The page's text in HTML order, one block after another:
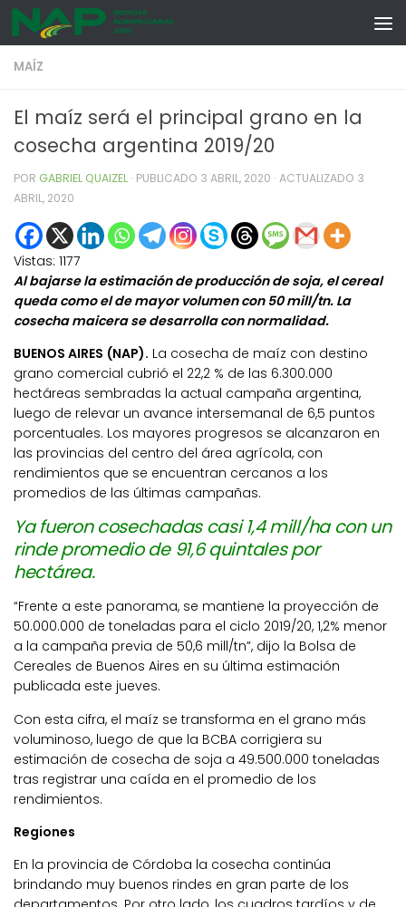
Skip to content
MAÍZ
El maíz será el principal grano en la
cosecha argentina 2019/20
POR GABRIEL QUAIZEL · PUBLICADO 3 ABRIL, 2020 · ACTUALIZADO 3
ABRIL, 2020
Vistas: 1177
Al bajarse la estimación de producción de soja, el cereal
queda como el de mayor volumen con 50 mill/tn. La
cosecha maicera se desarrolla con normalidad.
BUENOS AIRES (NAP). La cosecha de maíz con destino
grano comercial cubrió el 22,2 % de las 6.300.000
hectáreas sembradas la actual campaña argentina,
luego de relevar un avance intersemanal de 6,5 puntos
porcentuales. Los mayores progresos se alcanzaron en
las provincias del centro del área agrícola, con
rendimientos que se encuentran cercanos a los
promedios de las últimas campañas.
Ya fueron cosechadas casi 1,4 mill/ha con un
rinde promedio de 91,6 quintales por
hectárea.
“Frente a este panorama, se mantiene la proyección de
50.000.000 de toneladas para el ciclo 2019/20, 1,2% menor
a la campaña previa de 50,6 mill/tn”, dijo la Bolsa de
Cereales de Buenos Aires en su última estimación
publicada este jueves.
Con esta cifra, el maíz se transforma en el grano más
voluminoso, luego de que la BCBA corrigiera su
estimación de cosecha de soja a 49.500.000 toneladas
tras registrar una caída en el promedio de los
rendimientos.
Regiones
En la provincia de Córdoba la cosecha continúa
brindando muy buenos rindes en gran parte de los